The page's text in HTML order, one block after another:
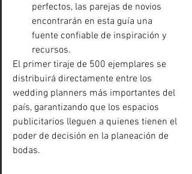
perfectos, las parejas de novios
encontrarán en esta guía una
fuente confiable de inspiración y
recursos.
El primer tiraje de 500 ejemplares se
distribuirá directamente entre los
wedding planners más importantes del
país, garantizando que los espacios
publicitarios lleguen a quienes tienen el
poder de decisión en la planeación de
bodas.